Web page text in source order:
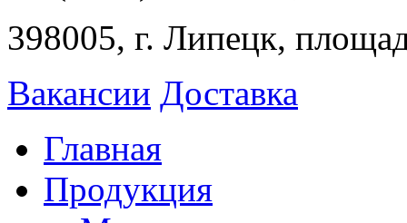
398005, г. Липецк,
Вакансии Доставка
Главная
Продукция